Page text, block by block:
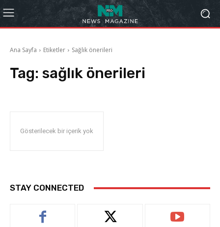
Ana Sayfa Etiketler Sağlık önerileri
Tag: sağlık önerileri
Gösterilecek bir içerik yok
STAY CONNECTED